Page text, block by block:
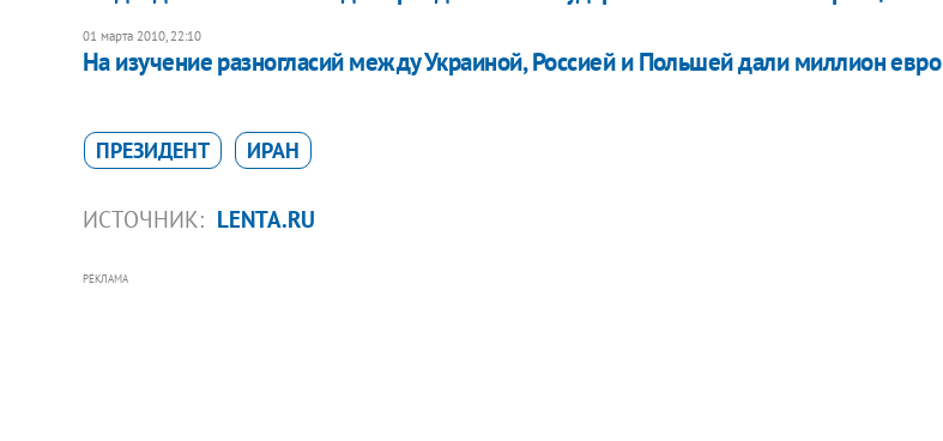
01 марта 2010, 22:10
На изучение разногласий между Украиной, Россией и Польшей дали миллион евро
ПРЕЗИДЕНТ ИРАН
ИСТОЧНИК: LENTA.RU
РЕКЛАМА